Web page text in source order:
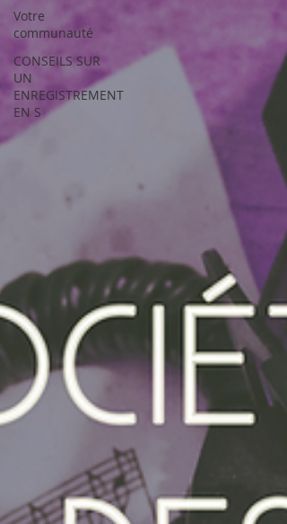
Votre
communauté
CONSEILS SUR
UN
ENREGISTREMENT
EN S